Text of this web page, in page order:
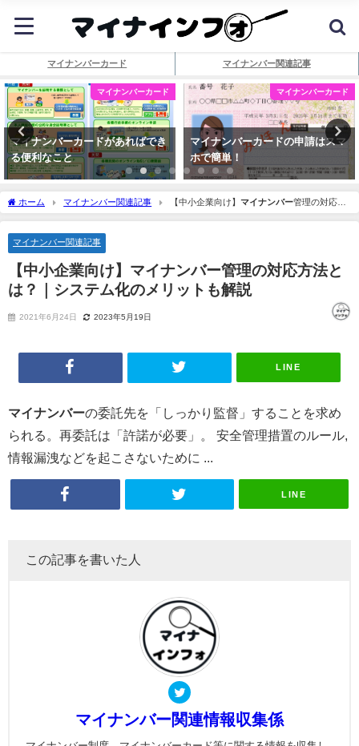
マイナンバーカード マイナンバー関連記事
マイナンバーカード
マイナンバーカードがあればでき
る便利なこと
マイナンバーカード
マイナンバーカードの申請はスマ
ホで簡単！
ホーム マイナンバー関連記事 【中小企業向け】マイナンバー管理の対応方
法とは？｜システム化のメリットも解説
マイナンバー関連記事
【中小企業向け】 マイナンバー管理の対応方法と
は？｜システム化のメリットも解説
2021年6月24日 2023年5月19日
LINE
マイナンバーの委託先を「しっかり監督」することを求め
られる。再委託は「許諾が必要」。 安全管理措置のルール,
情報漏洩などを起こさないために ...
LINE
この記事を書いた人
マイナンバー関連情報収集係